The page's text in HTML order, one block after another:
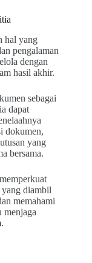
hal yang
pengalaman
dengan
hasil akhir.
sebagai
dapat
dokumen,
yang
bersama.
yang diambil
memahami
menjaga